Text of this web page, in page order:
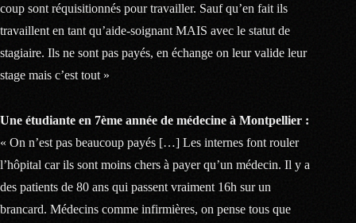
coup sont réquisitionnés pour travailler. Sauf qu’en fait ils
travaillent en tant qu’aide-soignant MAIS avec le statut de
stagiaire. Ils ne sont pas payés, en échange on leur valide leur
stage mais c’est tout »
Une étudiante en 7ème année de médecine à Montpellier :
« On n’est pas beaucoup payés […] Les internes font rouler
l’hôpital car ils sont moins chers à payer qu’un médecin. Il y a
des patients de 80 ans qui passent vraiment 16h sur un
brancard. Médecins comme infirmières, on pense tous que